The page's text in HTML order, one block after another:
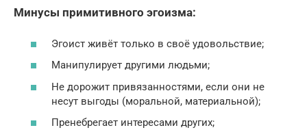
Минусы примитивного эгоизма:
Эгоист живёт только в своё удовольствие;
Манипулирует другими людьми;
Не дорожит привязанностями, если они не
несут выгоды (моральной, материальной);
Пренебрегает интересами других;